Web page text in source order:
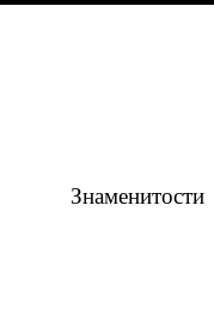
Знаменитости